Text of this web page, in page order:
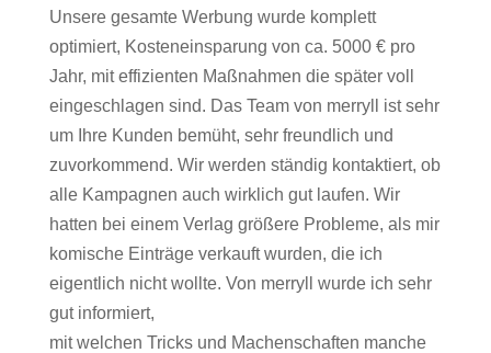
Unsere gesamte Werbung wurde komplett
optimiert, Kosteneinsparung von ca. 5000 € pro
Jahr, mit effizienten Maßnahmen die später voll
eingeschlagen sind. Das Team von merryll ist sehr
um Ihre Kunden bemüht, sehr freundlich und
zuvorkommend. Wir werden ständig kontaktiert, ob
alle Kampagnen auch wirklich gut laufen. Wir
hatten bei einem Verlag größere Probleme, als mir
komische Einträge verkauft wurden, die ich
eigentlich nicht wollte. Von merryll wurde ich sehr
gut informiert,
mit welchen Tricks und Machenschaften manche